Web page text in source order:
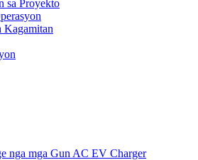
sa Proyekto
Kagamitan
nga mga Gun AC EV Charger